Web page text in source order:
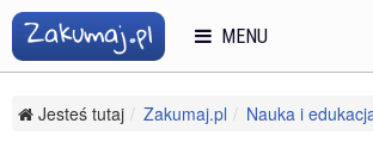
Jesteś tutaj Zakumaj.pl
Nauka i
MENU